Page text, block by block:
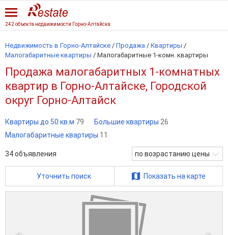
242 объекта недвижимости Горно-Алтайска
Недвижимость в Горно-Алтайске / Продажа / Квартиры /
Малогабаритные квартиры / Малогабаритные 1-комн. квартиры
Продажа малогабаритных 1-комнатных
квартир в Горно-Алтайске, Городской
округ Горно-Алтайск
Квартиры до 50 кв.м 79 Большие квартиры 26
Малогабаритные квартиры 11
34объявления по возрастанию цены
Уточнить поиск Показать на карте